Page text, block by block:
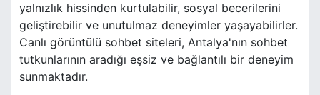
yalnızlık hissinden kurtulabilir, sosyal becerilerini
geliştirebilir ve unutulmaz deneyimler yaşayabilirler.
Canlı görüntülü sohbet siteleri, Antalya'nın sohbet
tutkunlarının aradığı eşsiz ve bağlantılı bir deneyim
sunmaktadır.